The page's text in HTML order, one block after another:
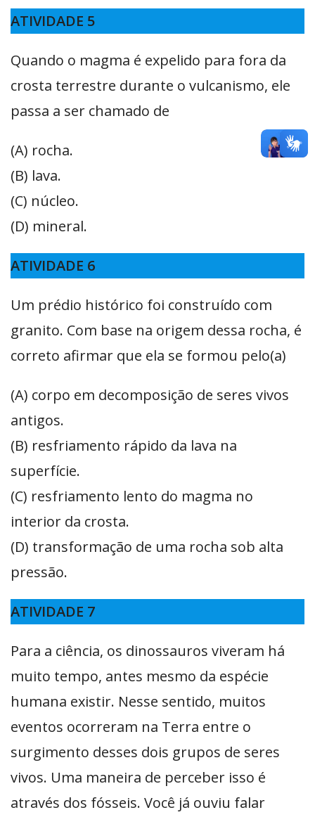
ATIVIDADE 5
Quando o magma é expelido para fora da
crosta terrestre durante o vulcanismo, ele
passa a ser chamado de
(A) rocha.
(B) lava.
(C) núcleo.
(D) mineral.
ATIVIDADE 6
Um prédio histórico foi construído com
granito. Com base na origem dessa rocha, é
correto afirmar que ela se formou pelo(a)
(A) corpo em decomposição de seres vivos
antigos.
(B) resfriamento rápido da lava na
superfície.
(C) resfriamento lento do magma no
interior da crosta.
(D) transformação de uma rocha sob alta
pressão.
ATIVIDADE 7
Para a ciência, os dinossauros viveram há
muito tempo, antes mesmo da espécie
humana existir. Nesse sentido, muitos
eventos ocorreram na Terra entre o
surgimento desses dois grupos de seres
vivos. Uma maneira de perceber isso é
através dos fósseis. Você já ouviu falar